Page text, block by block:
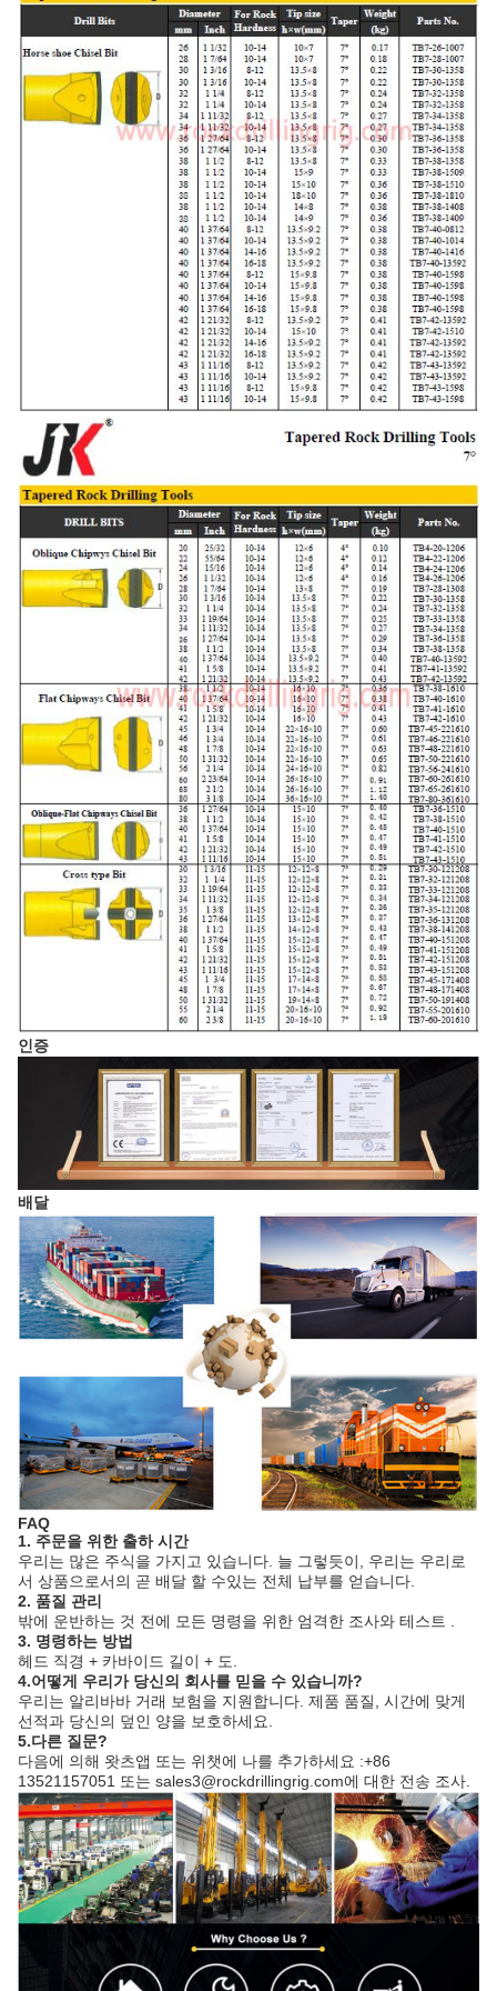
인증
배달
FAQ
1. 주문을 위한 출하 시간
우리는 많은 주식을 가지고 있습니다. 늘 그렇듯이, 우리는 우리로
서 상품으로서의 곧 배달 할 수있는 전체 납부를 얻습니다.
2. 품질 관리
밖에 운반하는 것 전에 모든 명령을 위한 엄격한 조사와 테스트 .
3. 명령하는 방법
헤드 직경 + 카바이드 길이 + 도.
4.어떻게 우리가 당신의 회사를 믿을 수 있습니까?
우리는 알리바바 거래 보험을 지원합니다. 제품 품질, 시간에 맞게
선적과 당신의 덮인 양을 보호하세요.
5.다른 질문?
다음에 의해 왓츠앱 또는 위챗에 나를 추가하세요 :+86
13521157051 또는 sales3@rockdrillingrig.com에 대한 전송 조사.